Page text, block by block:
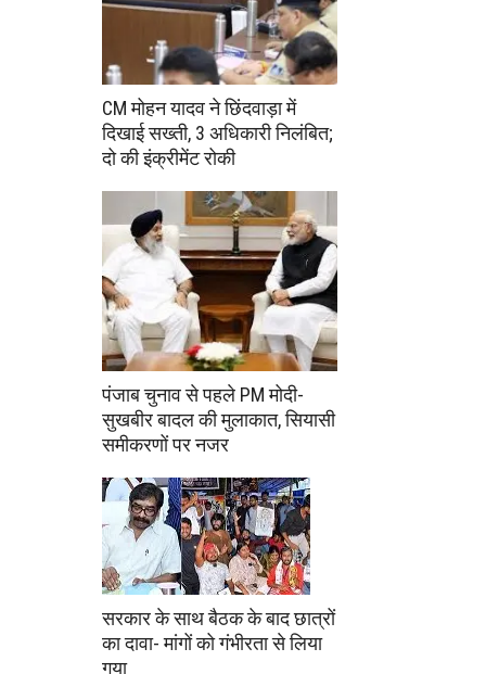
CM मोहन यादव ने छिंदवाड़ा में
दिखाई सख्ती, 3 अधिकारी निलंबित;
दो की इंक्रीमेंट रोकी
पंजाब चुनाव से पहले PM मोदी-
सुखबीर बादल की मुलाकात, सियासी
समीकरणों पर नजर
सरकार के साथ बैठक के बाद छात्रों
का दावा- मांगों को गंभीरता से लिया
गया